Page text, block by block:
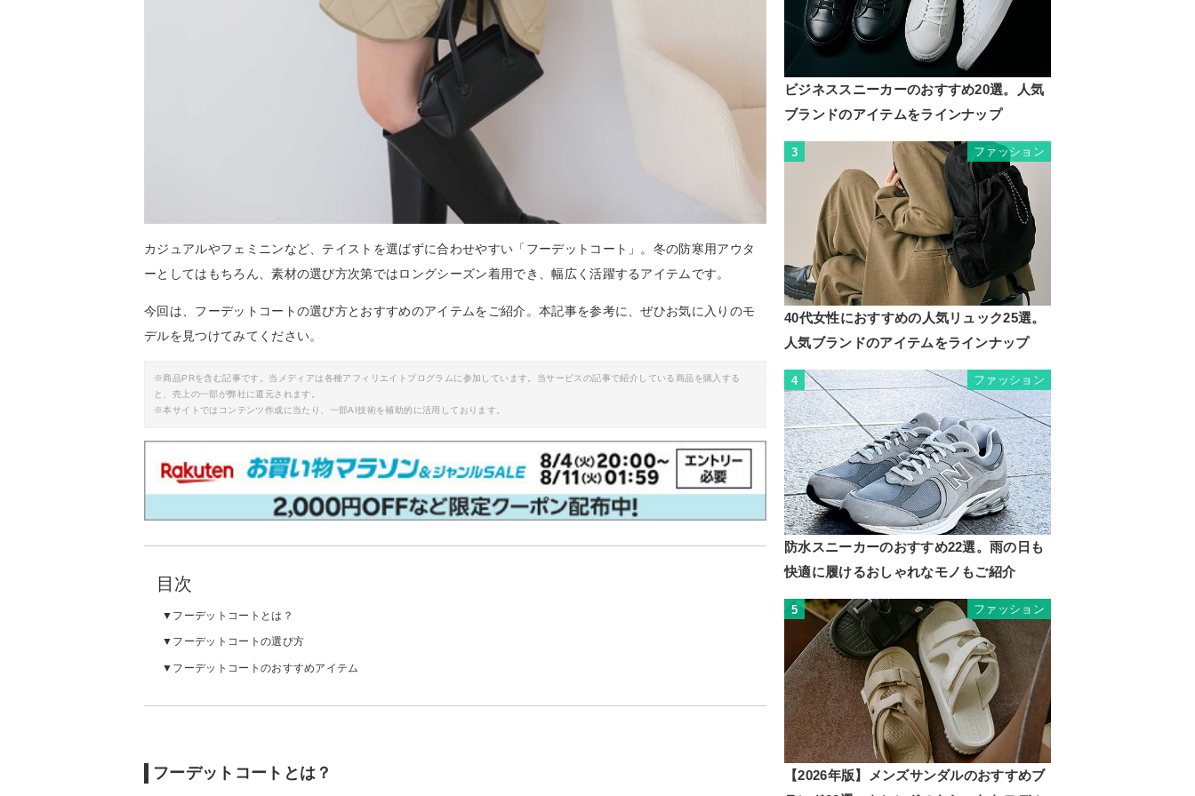
yahoo.co.jp
カジュアルやフェミニンなど、テイストを選ばずに合わせやすい「フーデットコート」。冬の防寒用アウタ
ーとしてはもちろん、素材の選び方次第ではロングシーズン着用でき、幅広く活躍するアイテムです。
今回は、フーデットコートの選び方とおすすめのアイテムをご紹介。本記事を参考に、ぜひお気に入りのモ
デルを見つけてみてください。
※商品PRを含む記事です。当メディアは各種アフィリエイトプログラムに参加しています。当サービスの記事で紹介している商品を購入する
と、売上の一部が弊社に還元されます。
※本サイトではコンテンツ作成に当たり、一部AI技術を補助的に活用しております。
目次
フーデットコートとは？
フーデットコートの選び方
フーデットコートのおすすめアイテム
フーデットコートとは？
ビジネススニーカーのおすすめ20選。人気
ブランドのアイテムをラインナップ
3 ファッション
40代女性におすすめの人気リュック25選。
人気ブランドのアイテムをラインナップ
4 ファッション
防水スニーカーのおすすめ22選。雨の日も
快適に履けるおしゃれなモノもご紹介
5 ファッション
【2026年版】メンズサンダルのおすすめブ